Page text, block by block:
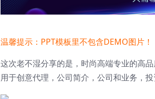
温馨提示：PPT模板里不包含DEMO图片！
这次老不湿分享的是，时尚高端专业的高
用于创意代理，公司简介，公司和业务，